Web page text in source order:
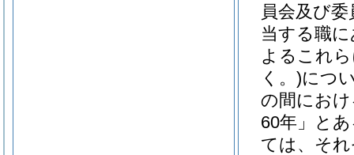
員会及び
当する職
よるこれ
く。)につ
の間にお
60年」と
ては、そ